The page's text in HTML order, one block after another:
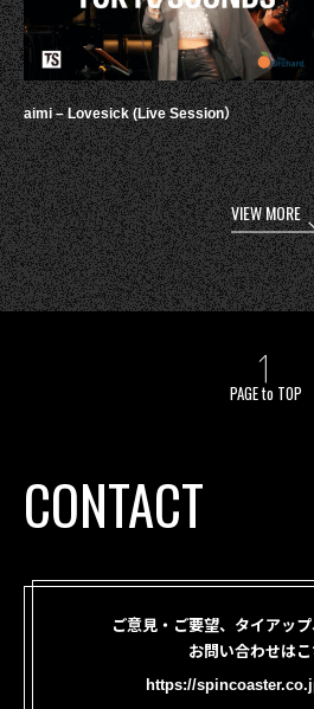
aimi – Lovesick (Live Session）
VIEW MORE
PAGE to TOP
CONTACT
ご意見・ご要望、タイアッ
お問い合わせはこ
https://